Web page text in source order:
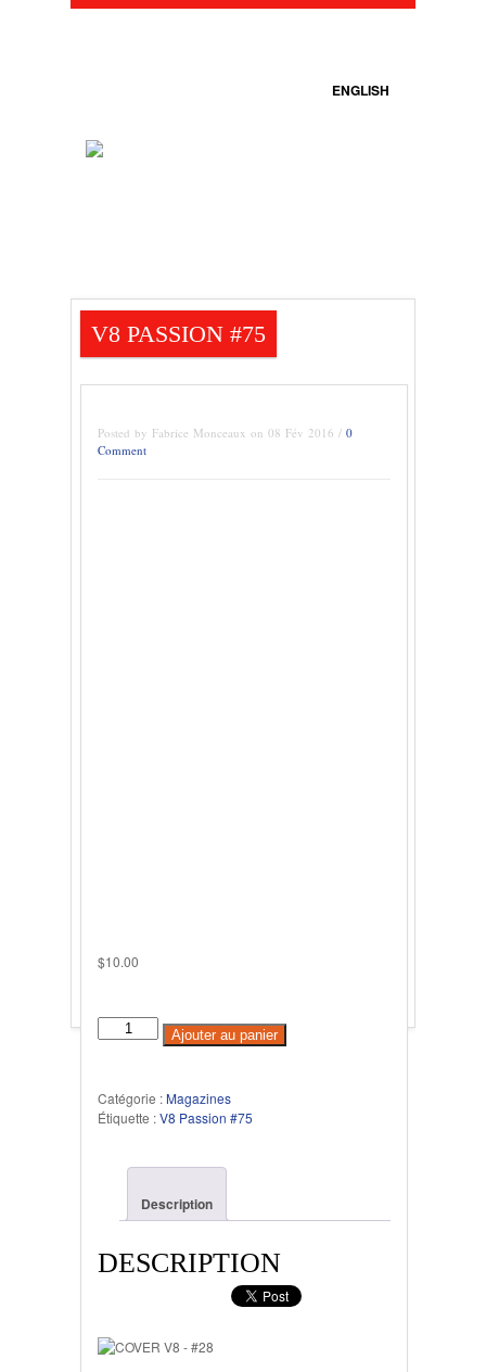
ENGLISH
V8 PASSION #75
Posted by Fabrice Monceaux on 08 Fév 2016 / 0
Comment
$10.00
Ajouter au panier
Catégorie :Magazines
Étiquette :V8 Passion #75
Description
DESCRIPTION